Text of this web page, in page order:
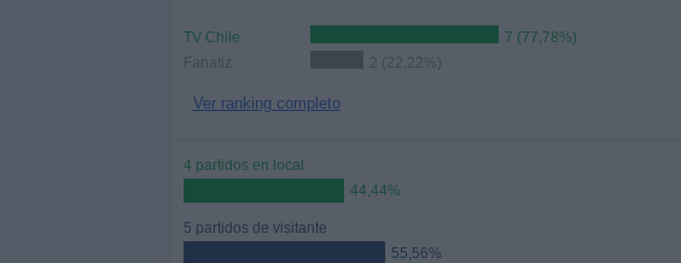
TV Chile
7 (77,78%)
Fanatiz
2 (22,22%)
Ver ranking completo
4 partidos en local
44,44%
5 partidos de visitante
55,56%